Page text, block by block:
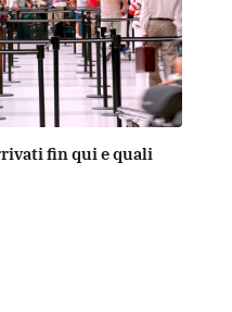
fin qui e quali